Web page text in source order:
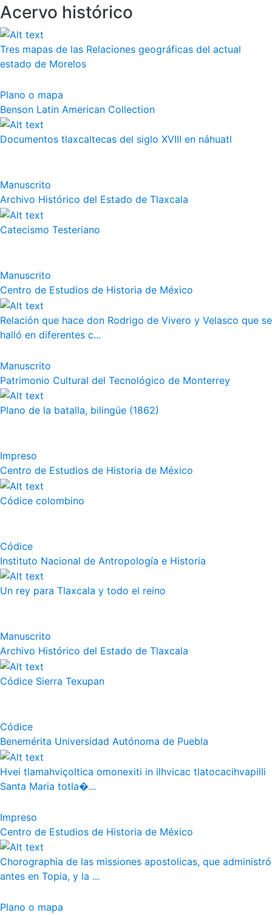
Acervo histórico
Tres mapas de las Relaciones geográficas del actual
estado de Morelos
Plano o mapa
Benson Latin American Collection
Documentos tlaxcaltecas del siglo XVIII en náhuatl
Manuscrito
Archivo Histórico del Estado de Tlaxcala
Catecismo Testeriano
Manuscrito
Centro de Estudios de Historia de México
Relación que hace don Rodrigo de Vivero y Velasco que se
halló en diferentes c...
Manuscrito
Patrimonio Cultural del Tecnológico de Monterrey
Plano de la batalla, bilingüe (1862)
Impreso
Centro de Estudios de Historia de México
Códice colombino
Códice
Instituto Nacional de Antropología e Historia
Un rey para Tlaxcala y todo el reino
Manuscrito
Archivo Histórico del Estado de Tlaxcala
Códice Sierra Texupan
Códice
Benemérita Universidad Autónoma de Puebla
Hvei tlamahviçoltica omonexiti in ilhvicac tlatocacihvapilli
Santa Maria totla�...
Impreso
Centro de Estudios de Historia de México
Chorographia de las missiones apostolicas, que administró
antes en Topia, y la ...
Plano o mapa